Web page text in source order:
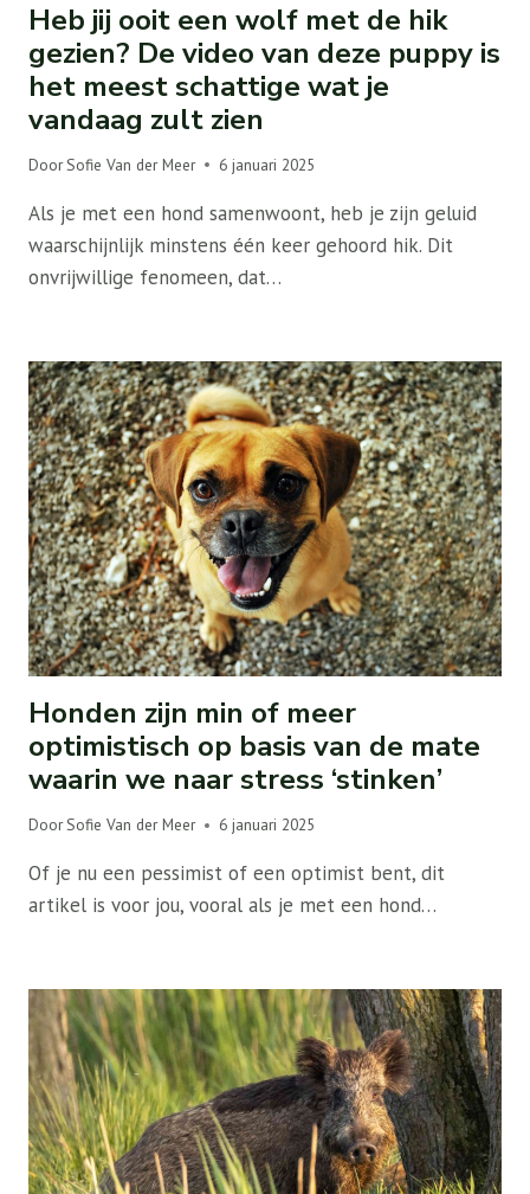
Heb jij ooit een wolf met de hik
gezien? De video van deze puppy is
het meest schattige wat je
vandaag zult zien
DoorSofie Van der Meer 6 januari 2025
Als je met een hond samenwoont, heb je zijn geluid
waarschijnlijk minstens één keer gehoord hik. Dit
onvrijwillige fenomeen, dat…
Honden zijn min of meer
optimistisch op basis van de mate
waarin we naar stress ‘stinken’
DoorSofie Van der Meer 6 januari 2025
Of je nu een pessimist of een optimist bent, dit
artikel is voor jou, vooral als je met een hond…